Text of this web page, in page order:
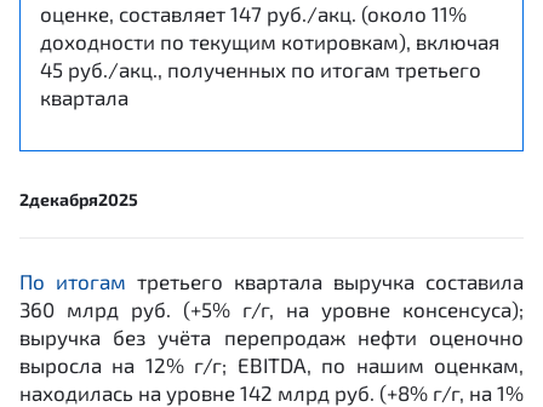
оценке, составляет 147 руб./акц. (около 11%
доходности по текущим котировкам), включая
45 руб./акц., полученных по итогам третьего
квартала
2декабря2025
По итогам третьего квартала выручка составила
360 млрд руб. (+5% г/г, на уровне консенсуса);
выручка без учёта перепродаж нефти оценочно
выросла на 12% г/г; EBITDA, по нашим оценкам,
находилась на уровне 142 млрд руб. (+8% г/г, на 1%